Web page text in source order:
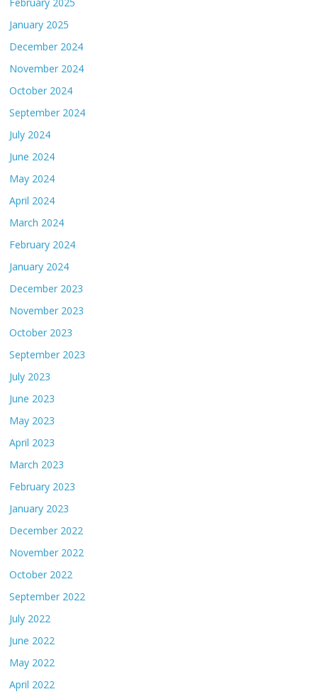
February 2025
January 2025
December 2024
November 2024
October 2024
September 2024
July 2024
June 2024
May 2024
April 2024
March 2024
February 2024
January 2024
December 2023
November 2023
October 2023
September 2023
July 2023
June 2023
May 2023
April 2023
March 2023
February 2023
January 2023
December 2022
November 2022
October 2022
September 2022
July 2022
June 2022
May 2022
April 2022